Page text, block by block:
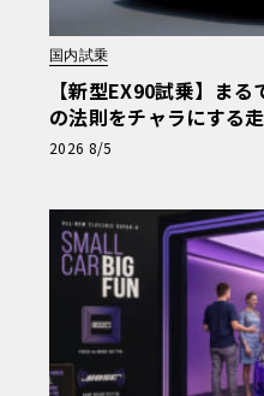
国内試乗
【新型EX90試乗】ま
の法則をチャラにする
ボルボ新旗艦EVの結論
2026 8/5